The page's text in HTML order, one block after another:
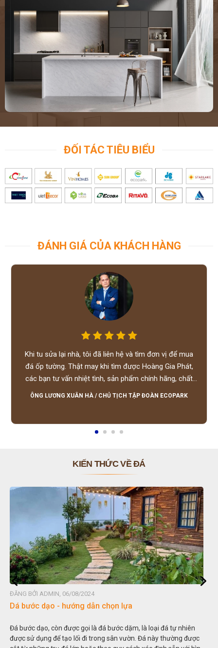
ốp lát nhà tắm, vệ sinh. Đơn vị kho đá hoàng gia phát là công ty
uy tín hàng đầu luôn mang đến những sản phẩm đá ốp lát nhà
tắm, phòng vệ sinh chuyên nghiệp, chất lượng nhất dành đến
quý khách hàng. Với tính chuyên môn và đã có nhiều năm kinh
nghiệm giúp khách hàng hoàn toàn yên tâm trong quá trình sử
dụng sản phẩm.hãy gọi cho chúng tôi0972101656 để được sản
ĐỐI TÁC TIÊU BIỂU
ĐÁNH GIÁ CỦA KHÁCH HÀNG
Khi tu sửa lại nhà, tôi đã liên hệ và tìm đơn vị để mua
đá ốp tường. Thật may khi tìm được Hoàng Gia Phát,
các bạn tư vấn nhiệt tình, sản phẩm chính hãng, chất
lượng tốt, giá hợp lý, hỗ trợ tận tình.
ÔNG LƯƠNG XUÂN HÀ / CHỦ TỊCH TẬP ĐOÀN ECOPARK
KIẾN THỨC VỀ ĐÁ
ĐĂNG BỞI ADMIN, 06/08/2024
Dá bước dạo - hướng dẫn chọn lựa
Đá bước dạo, còn được gọi là đá bước dặm, là loại đá tự nhiên
được sử dụng để tạo lối đi trong sân vườn. Đá này thường được